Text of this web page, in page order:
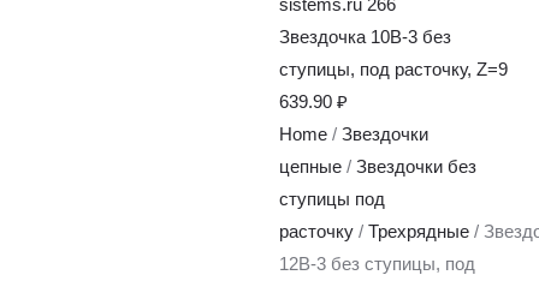
Звездочка 10B-3 без
ступицы, под расточку, Z=9
639.90₽
Home /Звездочки
цепные /Звездочки без
ступицы под
расточку /Трехрядные /
12B-3 без ступицы, под